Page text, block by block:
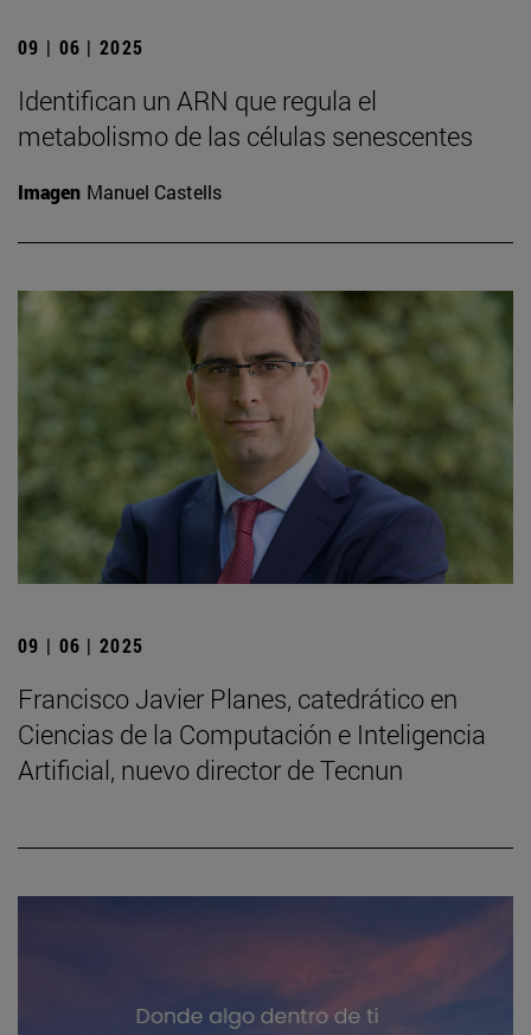
09 | 06 | 2025
Identifican un ARN que regula el
metabolismo de las células senescentes
Imagen Manuel Castells
09 | 06 | 2025
Francisco Javier Planes, catedrático en
Ciencias de la Computación e Inteligencia
Artificial, nuevo director de Tecnun